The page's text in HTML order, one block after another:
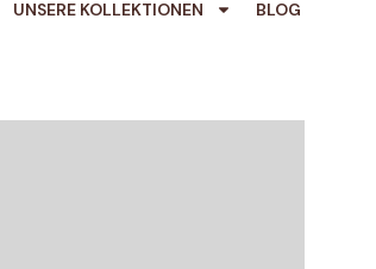
UNSERE KOLLEKTIONEN BLOG